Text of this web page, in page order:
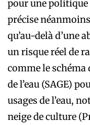
pour une
précise
qu’au-delà d’une
un risque réel de
comme le schéma
de l’eau (SAGE)
usages de l’eau,
neige de culture